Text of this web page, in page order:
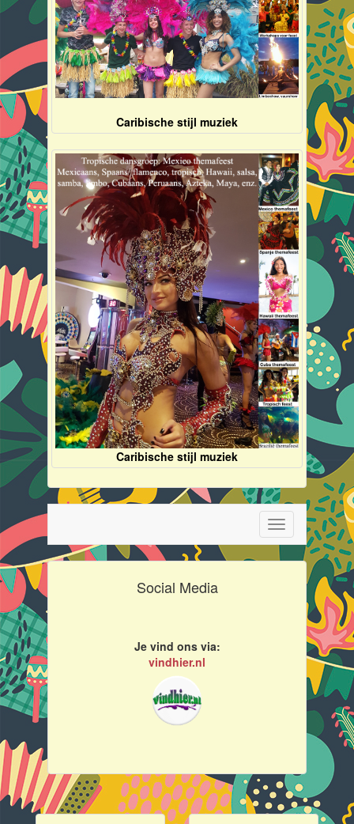
Caribische stijl muziek
Caribische stijl muziek
Toggle
navigation
Social Media
Je vind ons via:
vindhier.nl